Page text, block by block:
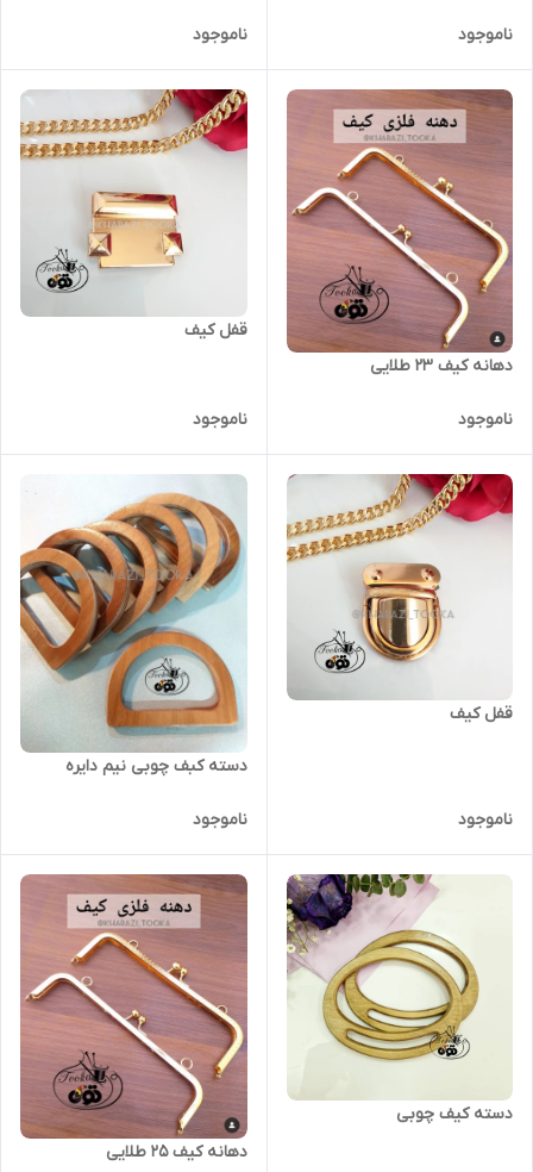
ناموجود ناموجود
دهانه کیف ۲۳ طلایی
ناموجود
قفل کیف
ناموجود
قفل کیف
ناموجود
دسته کبف چوبی نیم دایره
ناموجود
دسته کیف چوبی
دهانه کیف ۲۵ طلایی